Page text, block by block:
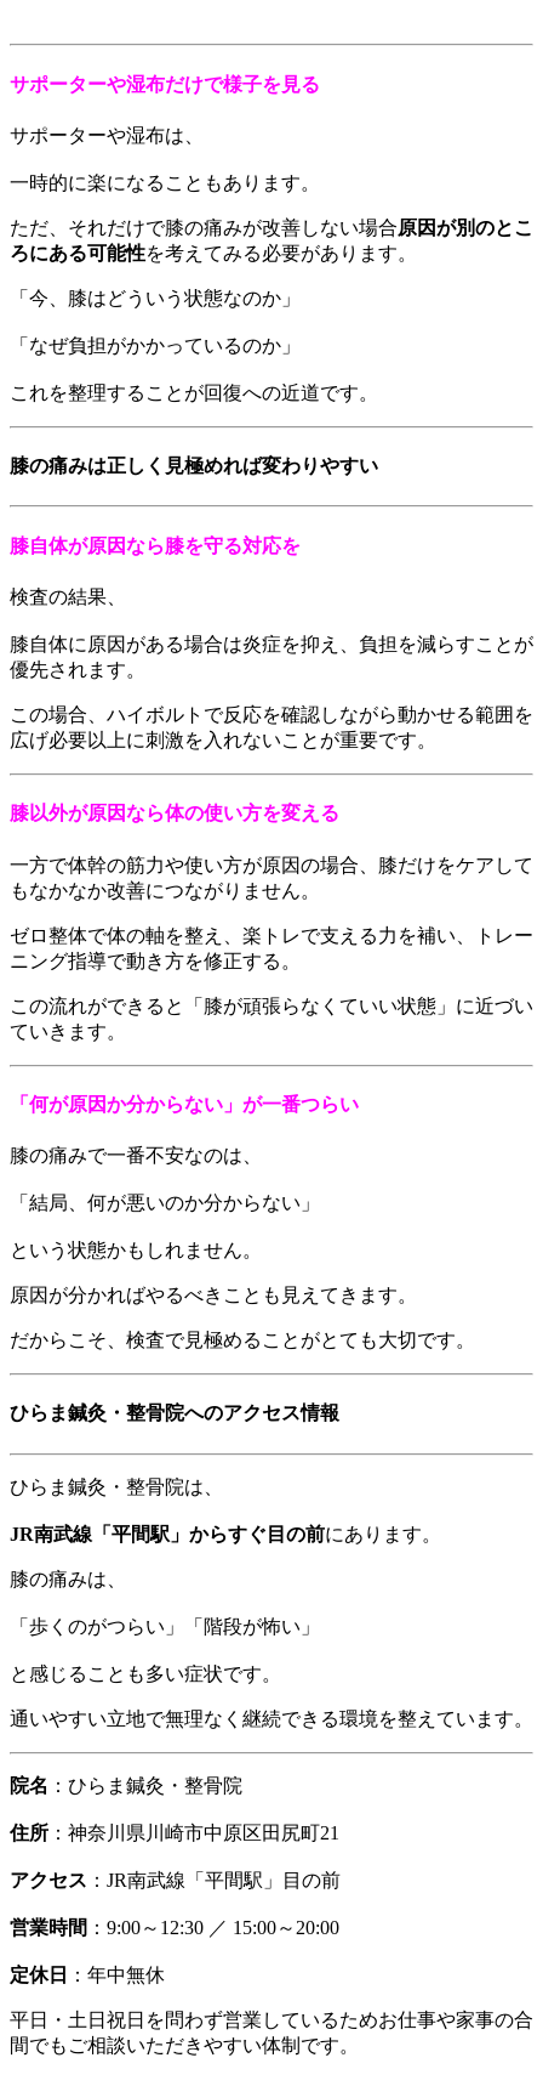
サポーターや湿布だけで様子を見る
サポーターや湿布は、
一時的に楽になることもあります。
ただ、それだけで膝の痛みが改善しない場合原因が別のとこ
ろにある可能性を考えてみる必要があります。
「今、膝はどういう状態なのか」
「なぜ負担がかかっているのか」
これを整理することが回復への近道です。
膝の痛みは正しく見極めれば変わりやすい
膝自体が原因なら膝を守る対応を
検査の結果、
膝自体に原因がある場合は炎症を抑え、負担を減らすことが
優先されます。
この場合、ハイボルトで反応を確認しながら動かせる範囲を
広げ必要以上に刺激を入れないことが重要です。
膝以外が原因なら体の使い方を変える
一方で体幹の筋力や使い方が原因の場合、膝だけをケアして
もなかなか改善につながりません。
ゼロ整体で体の軸を整え、楽トレで支える力を補い、トレー
ニング指導で動き方を修正する。
この流れができると「膝が頑張らなくていい状態」に近づい
ていきます。
「何が原因か分からない」が一番つらい
膝の痛みで一番不安なのは、
「結局、何が悪いのか分からない」
という状態かもしれません。
原因が分かればやるべきことも見えてきます。
だからこそ、検査で見極めることがとても大切です。
ひらま鍼灸・整骨院へのアクセス情報
ひらま鍼灸・整骨院は、
JR南武線「平間駅」からすぐ目の前にあります。
膝の痛みは、
「歩くのがつらい」「階段が怖い」
と感じることも多い症状です。
通いやすい立地で無理なく継続できる環境を整えています。
院名 ：ひらま鍼灸・整骨院
住所 ：神奈川県川崎市中原区田尻町21
アクセス ：JR南武線「平間駅」目の前
営業時間 ：9:00～12:30 ／ 15:00～20:00
定休日 ：年中無休
平日・土日祝日を問わず営業しているためお仕事や家事の合
間でもご相談いただきやすい体制です。